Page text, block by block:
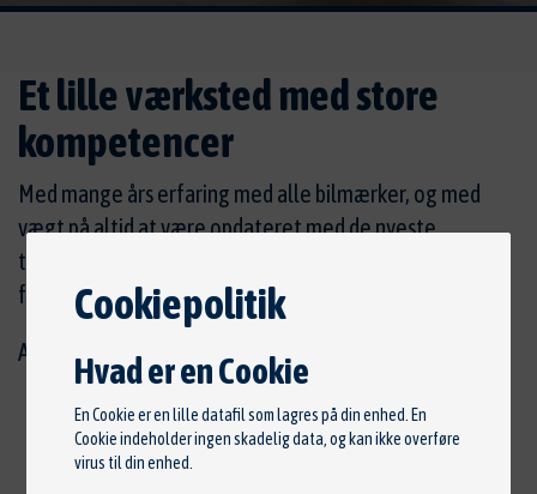
Et lille værksted med store
kompetencer
Med mange års erfaring med alle bilmærker, og med
vægt på altid at være opdateret med de nyeste
teknologier, kan vi tilbyde vores kunder totalløsninger
fra a-z.
Auto Service Hadsten tilbyder:
Alt mekanisk arbejde
Klargøring til syn samt tilbud på eventuelle
reparationer
Cookiepolitik
Hvad er en Cookie
En Cookie er en lille datafil som lagres på din enhed. En
Cookie indeholder ingen skadelig data, og kan ikke overføre
virus til din enhed.